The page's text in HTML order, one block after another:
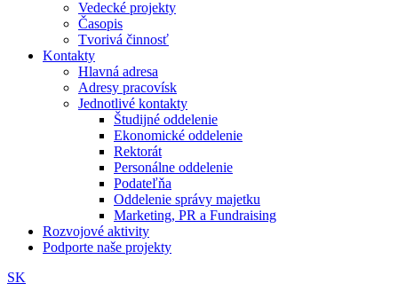
Vedecké projekty
Časopis
Tvorivá činnosť
Kontakty
Hlavná adresa
Adresy pracovísk
Jednotlivé kontakty
Študijné oddelenie
Ekonomické oddelenie
Rektorát
Personálne oddelenie
Podateľňa
Oddelenie správy majetku
Marketing, PR a Fundraising
Rozvojové aktivity
Podporte naše projekty
SK